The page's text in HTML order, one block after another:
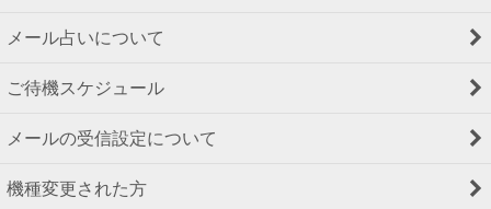
メール占いについて
ご待機スケジュール
メールの受信設定について
機種変更された方